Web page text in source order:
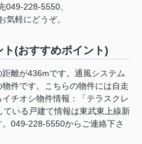
049-228-5550、
気軽にどうぞ。
(おすすめポイント)
離が436mです。通風システム
件です。こちらの物件には自走
チオシ物件情報：「テラスクレ
ている戸建て情報は東武東上線新
049-228-5550からご連絡下さ